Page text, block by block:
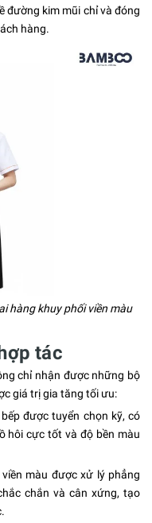
đường kim mũi chỉ và đóng
hàng.
hàng khuy phối viền màu
tác
chỉ nhận được những bộ
giá trị gia tăng tối ưu:
được tuyển chọn kỹ, có
hôi cực tốt và độ bền màu
màu được xử lý phẳng
chắn và cân xứng, tạo